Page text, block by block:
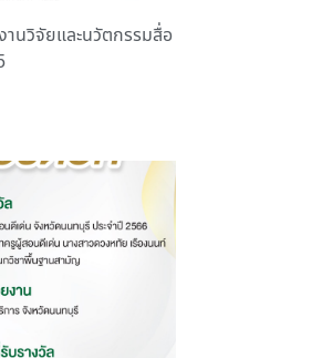
านวิจัยและนวัตกรรมสื่อ